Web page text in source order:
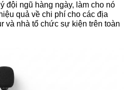
đội ngũ hàng ngày, làm cho nó
quả về chi phí cho các địa
và nhà tổ chức sự kiện trên toàn